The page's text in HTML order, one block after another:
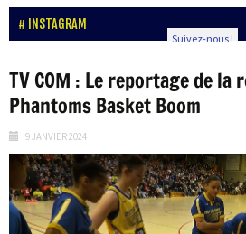
INSTAGRAM
Suivez-nous !
TV COM : Le reportage de la
Phantoms Basket Boom
9 JANVIER 2024